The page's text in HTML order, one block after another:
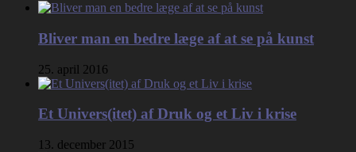
Bliver man en bedre læge af at se på kunst
25. april 2016
Et Univers(itet) af Druk og et Liv i krise
13. december 2015